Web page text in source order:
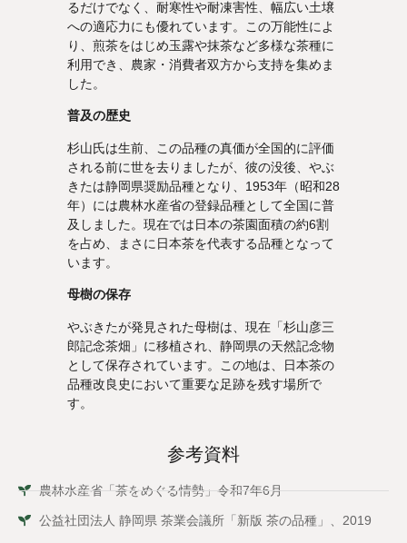
るだけでなく、耐寒性や耐凍害性、幅広い土壌
への適応力にも優れています。この万能性によ
り、煎茶をはじめ玉露や抹茶など多様な茶種に
利用でき、農家・消費者双方から支持を集めま
した。
普及の歴史
杉山氏は生前、この品種の真価が全国的に評価
される前に世を去りましたが、彼の没後、やぶ
きたは静岡県奨励品種となり、1953年（昭和28
年）には農林水産省の登録品種として全国に普
及しました。現在では日本の茶園面積の約6割
を占め、まさに日本茶を代表する品種となって
います。
母樹の保存
やぶきたが発見された母樹は、現在「杉山彦三
郎記念茶畑」に移植され、静岡県の天然記念物
として保存されています。この地は、日本茶の
品種改良史において重要な足跡を残す場所で
す。
参考資料
農林水産省「茶をめぐる情勢」令和7年6月
公益社団法人 静岡県 茶業会議所「新版 茶の品種」、2019